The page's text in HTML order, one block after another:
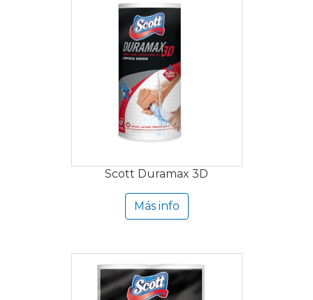
Scott Duramax 3D
Más info